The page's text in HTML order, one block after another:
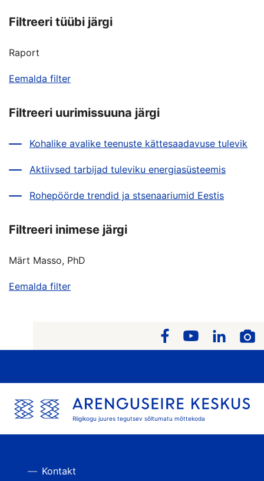
Filtreeri tüübi järgi
Raport
Eemalda filter
Filtreeri uurimissuuna järgi
Kohalike avalike teenuste kättesaadavuse tulevik
Aktiivsed tarbijad tuleviku energiasüsteemis
Rohepöörde trendid ja stsenaariumid Eestis
Filtreeri inimese järgi
Märt Masso, PhD
Eemalda filter
Riigikogu juures tegutsev sõltumatu mõttekoda
Kontakt